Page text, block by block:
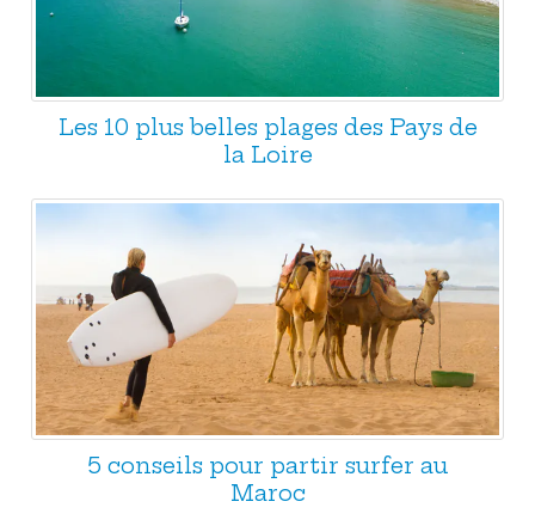
Les 10 plus belles plages des Pays de
la Loire
5 conseils pour partir surfer au
Maroc